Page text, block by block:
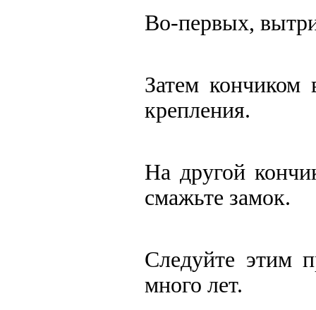
Во-первых,
Затем кончиком
крепления.
На другой
смажьте замок.
Следуйте этим
много лет.